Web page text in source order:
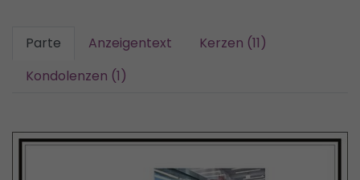
Parte Anzeigentext
Kerzen (11)
Kondolenzen (1)